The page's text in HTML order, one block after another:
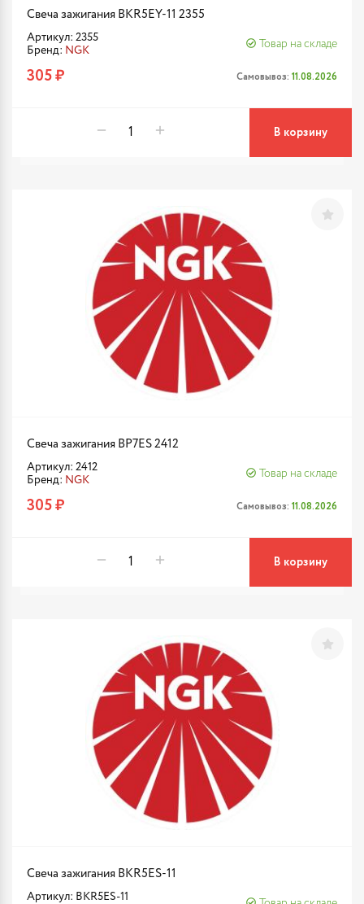
Свеча зажигания BKR5EY-11 2355
Артикул: 2355
Бренд: NGK
Товар на складе
305 ₽ Самовывоз: 11.08.2026
В корзину
Свеча зажигания BP7ES 2412
Артикул: 2412
Бренд: NGK
Товар на складе
305 ₽ Самовывоз: 11.08.2026
В корзину
Свеча зажигания BKR5ES-11
Артикул: BKR5ES-11